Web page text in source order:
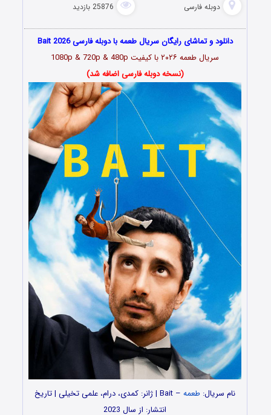
دوبله فارسی 25876 بازدید
دانلود و تماشای رایگان سریال طعمه با دوبله فارسی Bait 2026
سریال طعمه ۲۰۲۶ با کیفیت 1080p & 720p & 480p
(نسخه دوبله فارسی اضافه شد)
نام سریال: طعمه
– Bait | ژانر: کمدی، درام، علمی تخیلی | تاریخ
انتشار: از سال 2023